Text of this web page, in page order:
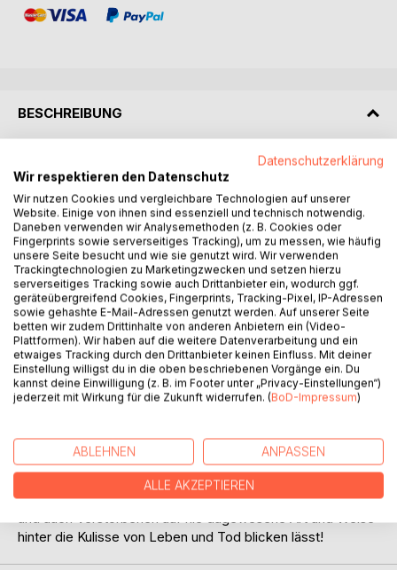
BESCHREIBUNG
Jacques, ein französischer Dichter und Philosoph, der in
jungen Jahren seinem kurzen aber turbulenten Leben ein
jähes Ende setzte, erzählt uns eindrücklich seine
persönliche Geschichte und was dann nach seinem
Selbstmord alles geschah.
Als eine sogenannte unerlöste Seele hängte er sich nach
seinem äußerst tragischen Tod in das Körpersystem eines
heute lebenden Menschen und sorgte damit für allerlei
Unruhe. Ein häufiges Phänomen, das vielen weder bekannt
noch bewusst ist. Was diese beiden Personen miteinander
erlebt haben und heute noch erleben und welche Hilfe und
Lösungen sie gefunden haben, erfahren Sie in diesem
packenden Buch.
Haben Sie sich denn nicht schon immer gefragt, was nach
Zusammenhänge zwischen dem Diesseits und Jenseits
bestehen? Der Selbstmörder Jacques erzählt es Ihnen,
authentisch und glaubhaft durch das Medium Marija Keller.
Ein revolutionäres Buch, weil es mit Hilfe von Lebenden
hinter die Kulisse von Leben und Tod blicken lässt!
Datenschutzerklärung
Wir respektieren den Datenschutz
Wir nutzen Cookies und vergleichbare Technologien auf unserer
Website. Einige von ihnen sind essenziell und technisch notwendig.
Daneben verwenden wir Analysemethoden (z. B. Cookies oder
Fingerprints sowie serverseitiges Tracking), um zu messen, wie häufig
unsere Seite besucht und wie sie genutzt wird. Wir verwenden
Trackingtechnologien zu Marketingzwecken und setzen hierzu
serverseitiges Tracking sowie auch Drittanbieter ein, wodurch ggf.
geräteübergreifend Cookies, Fingerprints, Tracking-Pixel, IP-Adressen
sowie gehashte E-Mail-Adressen genutzt werden. Auf unserer Seite
betten wir zudem Drittinhalte von anderen Anbietern ein (Video-
Plattformen). Wir haben auf die weitere Datenverarbeitung und ein
etwaiges Tracking durch den Drittanbieter keinen Einfluss. Mit deiner
Einstellung willigst du in die oben beschriebenen Vorgänge ein. Du
kannst deine Einwilligung (z. B. im Footer unter „Privacy-Einstellungen“)
jederzeit mit Wirkung für die Zukunft widerrufen. (BoD-Impressum)
ABLEHNEN ANPASSEN
ALLE AKZEPTIEREN